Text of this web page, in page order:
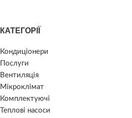
КАТЕГОРІЇ
Кондиціонери
Послуги
Вентиляція
Мікроклімат
Комплектуючі
Теплові насоси